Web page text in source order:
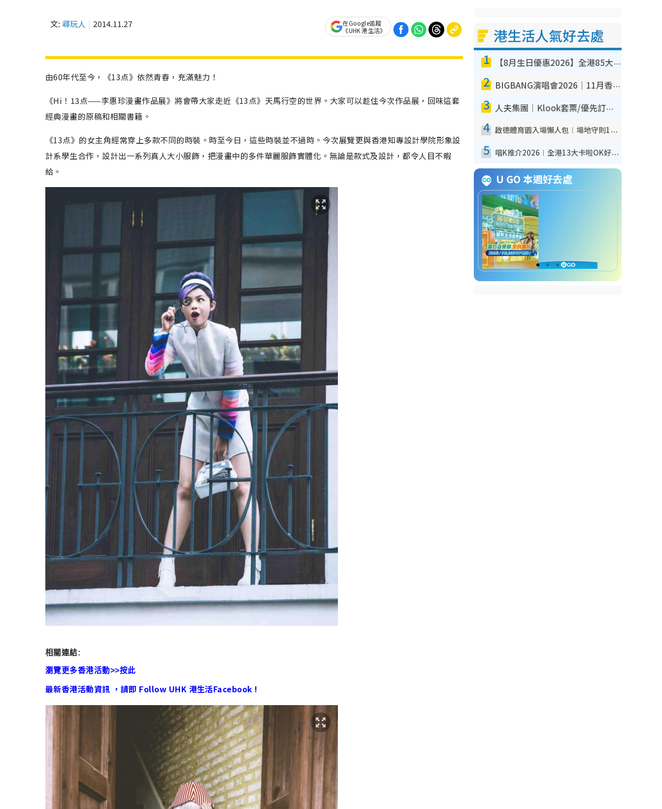
文: 尋玩人 2014.11.27
在Google追蹤
《UHK 港生活》
由60年代至今，《13点》依然青春，充滿魅力！
《Hi！13点——李惠珍漫畫作品展》將會帶大家走近《13点》天馬行空的世界。大家可以趁住今次作品展，回味這套
經典漫畫的原稿和相關書籍。
《13点》的女主角經常穿上多款不同的時裝。時至今日，這些時裝並不過時。今次展覽更與香港知專設計學院形象設
計系學生合作，設計出一系列真人大小服飾，把漫畫中的多件華麗服飾實體化。無論是款式及設計，都令人目不暇
給。
相關連結:
瀏覽更多香港活動>>按此
最新香港活動資訊 ，請即 Follow UHK 港生活Facebook !
港生活人氣好去處
1 【8月生日優惠2026】全港85大食買玩著數攻略 自助餐/火鍋放題同行免費＋誠品/DONKI送現金券
2 BIGBANG演唱會2026｜11月香港啟德開3場！實名制VIP申請、優先購票攻略
3 人夫集團｜Klook套票/優先訂票/公開發售搶飛攻略！附票價.購票連結.場地座位表
4 啟德體育園入場懶人包︱場地守則12違禁品不可進場准帶細水樽但全場禁樽蓋！應援牌有限制！
5 唱K推介2026︱全港13大卡啦OK好去處！最平$36起 日文K都有！(附地址+收費詳情)
U GO 本週好去處